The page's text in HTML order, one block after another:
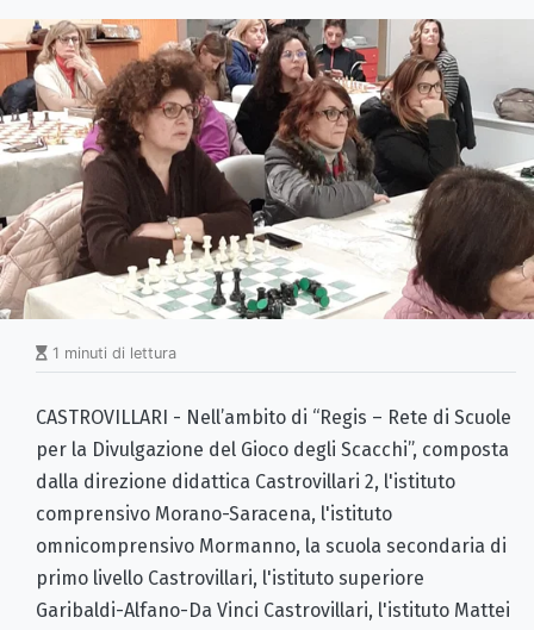
1 minuti di lettura
CASTROVILLARI - Nell’ambito di “Regis – Rete di Scuole
per la Divulgazione del Gioco degli Scacchi”, composta
dalla direzione didattica Castrovillari 2, l'istituto
comprensivo Morano-Saracena, l'istituto
omnicomprensivo Mormanno, la scuola secondaria di
primo livello Castrovillari, l'istituto superiore
Garibaldi-Alfano-Da Vinci Castrovillari, l'istituto Mattei